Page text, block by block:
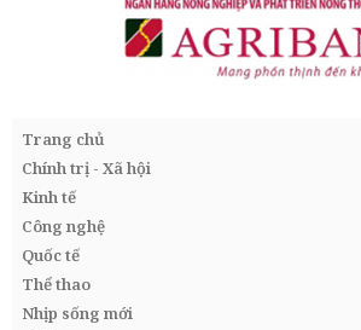
Trang chủ
Chính trị - Xã hội
Kinh tế
Công nghệ
Quốc tế
Thể thao
Nhịp sống mới